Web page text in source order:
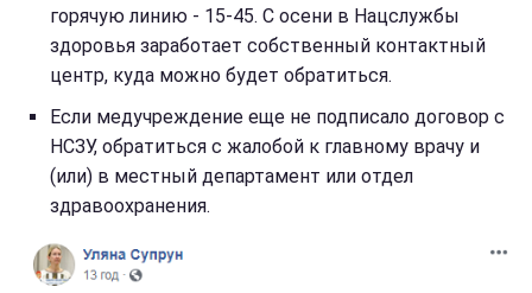
горячую линию - 15-45. С осени в Нацслужбы
здоровья заработает собственный контактный
центр, куда можно будет обратиться.
Если медучреждение еще не подписало договор с
НСЗУ, обратиться с жалобой к главному врачу и
(или) в местный департамент или отдел
здравоохранения.